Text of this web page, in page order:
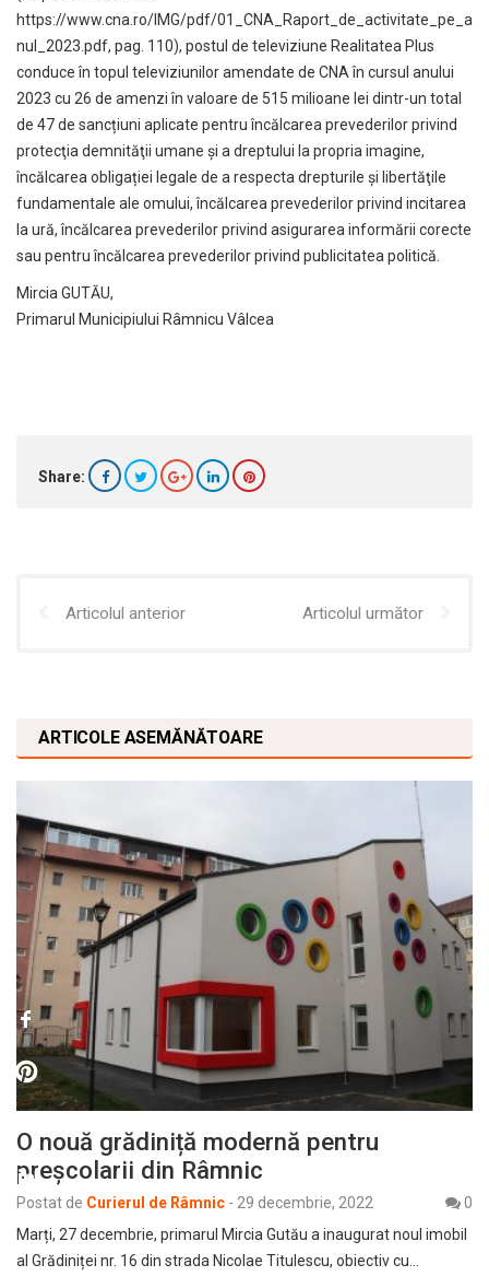
https://www.cna.ro/IMG/pdf/01_CNA_Raport_de_activitate_pe_a
nul_2023.pdf, pag. 110), postul de televiziune Realitatea Plus
conduce în topul televiziunilor amendate de CNA în cursul anului
2023 cu 26 de amenzi în valoare de 515 milioane lei dintr-un total
de 47 de sancțiuni aplicate pentru încălcarea prevederilor privind
protecţia demnităţii umane şi a dreptului la propria imagine,
încălcarea obligației legale de a respecta drepturile şi libertăţile
fundamentale ale omului, încălcarea prevederilor privind incitarea
la ură, încălcarea prevederilor privind asigurarea informării corecte
sau pentru încălcarea prevederilor privind publicitatea politică.
Mircia GUTĂU,
Primarul Municipiului Râmnicu Vâlcea
Share:
Articolul anterior Articolul următor
ARTICOLE ASEMĂNĂTOARE
O nouă grădiniță modernă pentru
preșcolarii din Râmnic
Postat de Curierul de Râmnic - 29 decembrie, 2022
0
Marți, 27 decembrie, primarul Mircia Gutău a inaugurat noul imobil
al Grădiniței nr. 16 din strada Nicolae Titulescu, obiectiv cu…